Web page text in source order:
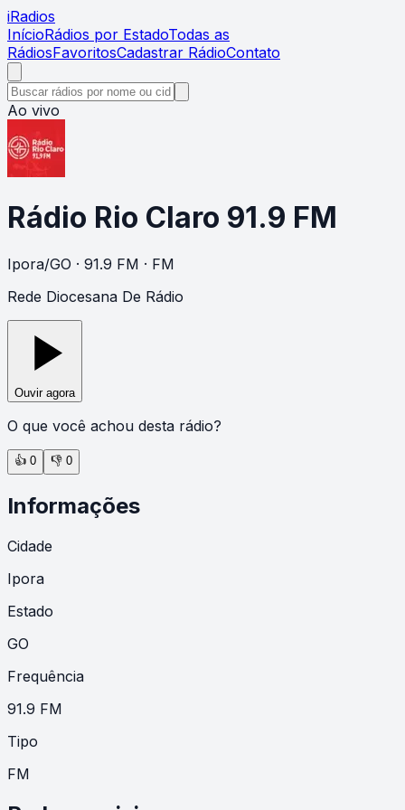
iRadios
InícioRádios por EstadoTodas as
RádiosFavoritosCadastrar RádioContato
Ao vivo
Rádio Rio Claro 91.9 FM
Ipora/GO · 91.9 FM · FM
Rede Diocesana De Rádio
Ouvir agora
O que você achou desta rádio?
👍 0 👎 0
Informações
Cidade
Ipora
Estado
GO
Frequência
91.9 FM
Tipo
FM